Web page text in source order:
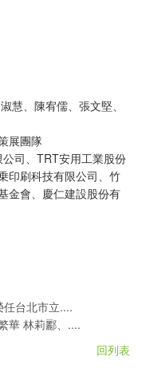
慧、陳宥儒、張文堅、
展團隊
司、TRT安用工業股份
印刷科技有限公司、竹
金會、慶仁建設股份有
台北市立....
華 林莉酈、....
回列表